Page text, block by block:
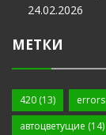
24.02.2026
МЕТКИ
420 (13)
автоцветущие (14)